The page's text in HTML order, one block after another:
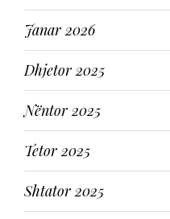
Janar 2026
Dhjetor 2025
Nëntor 2025
Tetor 2025
Shtator 2025